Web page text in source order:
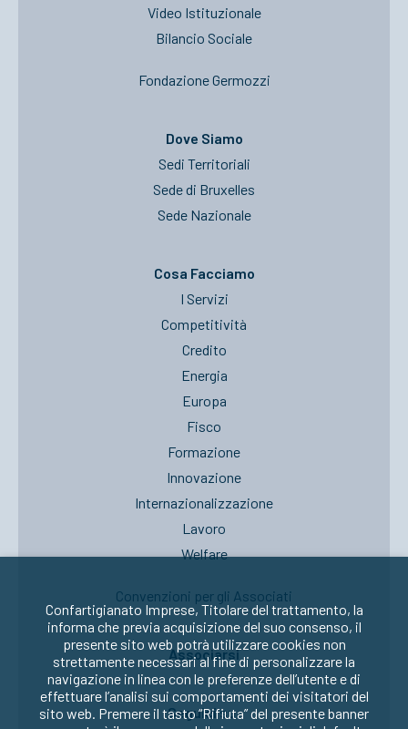
Video Istituzionale
Bilancio Sociale
Fondazione Germozzi
Dove Siamo
Sedi Territoriali
Sede di Bruxelles
Sede Nazionale
Cosa Facciamo
I Servizi
Competitività
Credito
Energia
Europa
Fisco
Formazione
Innovazione
Internazionalizzazione
Lavoro
Welfare
Convenzioni per gli Associati
Associarsi
Seguici su:
Confartigianato Imprese, Titolare del trattamento, la
informa che previa acquisizione del suo consenso, il
presente sito web potrà utilizzare cookies non
strettamente necessari al fine di personalizzare la
navigazione in linea con le preferenze dell’utente e di
effettuare l’analisi sui comportamenti dei visitatori del
sito web. Premere il tasto “Rifiuta” del presente banner